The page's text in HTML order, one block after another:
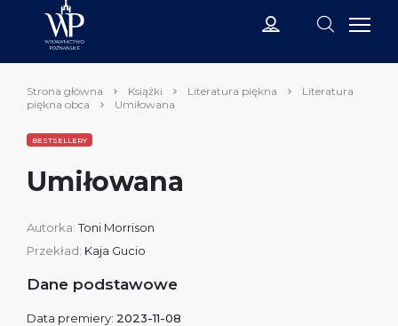
Strona główna Książki Literatura piękna
Literatura
piękna obca
Umiłowana
BESTSELLERY
Umiłowana
Autorka:Toni Morrison
Przekład: Kaja Gucio
Dane podstawowe
Data premiery: 2023-11-08